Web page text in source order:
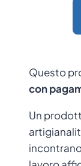
Questo
con
Un